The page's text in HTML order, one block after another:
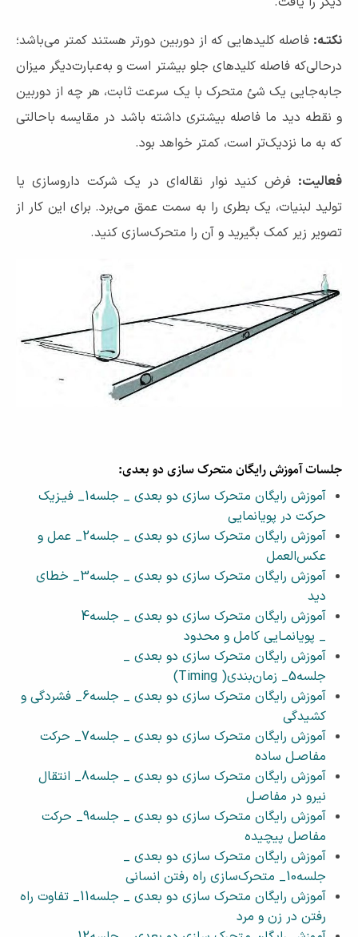
نکتـه: فاصله کلیدهایی که از دوربین دورتر هستند کمتر می‌باشد؛
درحالی‌که فاصله کلیدهای جلو بیشتر است و به‌عبارت‌دیگر میزان
جابه‌جایی یک شئ متحرک با یک سرعت ثابت، هر چه از دوربین
و نقطه دید ما فاصله بیشتری داشته باشد در مقایسه باحالتی
که به ما نزدیک‌تر است، کمتر خواهد بود.
فعالیت: فرض کنید نوار نقاله‌ای در یک شرکت داروسازی یا
تولید لبنیات، یک بطری را به سمت عمق می‌برد. برای این کار از
تصویر زیر کمک بگیرید و آن را متحرک‌سازی کنید.
جلسات آموزش رایگان متحرک سازی دو بعدی:
آموزش رایگان متحرک سازی دو بعدی _ جلسه1_ فیـزیک
حرکت در پویانمایی
آموزش رایگان متحرک سازی دو بعدی _ جلسه2_ عمل و
عکس‌العمل
آموزش رایگان متحرک سازی دو بعدی _ جلسه3_ خطای
دید
آموزش رایگان متحرک سازی دو بعدی _ جلسه4
_ پویانمـایی کامل و محدود
آموزش رایگان متحرک سازی دو بعدی _
جلسه5_ زمان‌بندی( Timing)
آموزش رایگان متحرک سازی دو بعدی _ جلسه6_ فشردگی و
کشیدگی
آموزش رایگان متحرک سازی دو بعدی _ جلسه7_ حرکت
مفاصـل ساده
آموزش رایگان متحرک سازی دو بعدی _ جلسه8_ انتقال
نیرو در مفاصـل
آموزش رایگان متحرک سازی دو بعدی _ جلسه9_ حرکت
مفاصل پیچیده
آموزش رایگان متحرک سازی دو بعدی _
جلسه10_ متحرک‌‌سازی راه رفتن انسانی
آموزش رایگان متحرک سازی دو بعدی _ جلسه11_ تفاوت راه
رفتن در زن و مرد